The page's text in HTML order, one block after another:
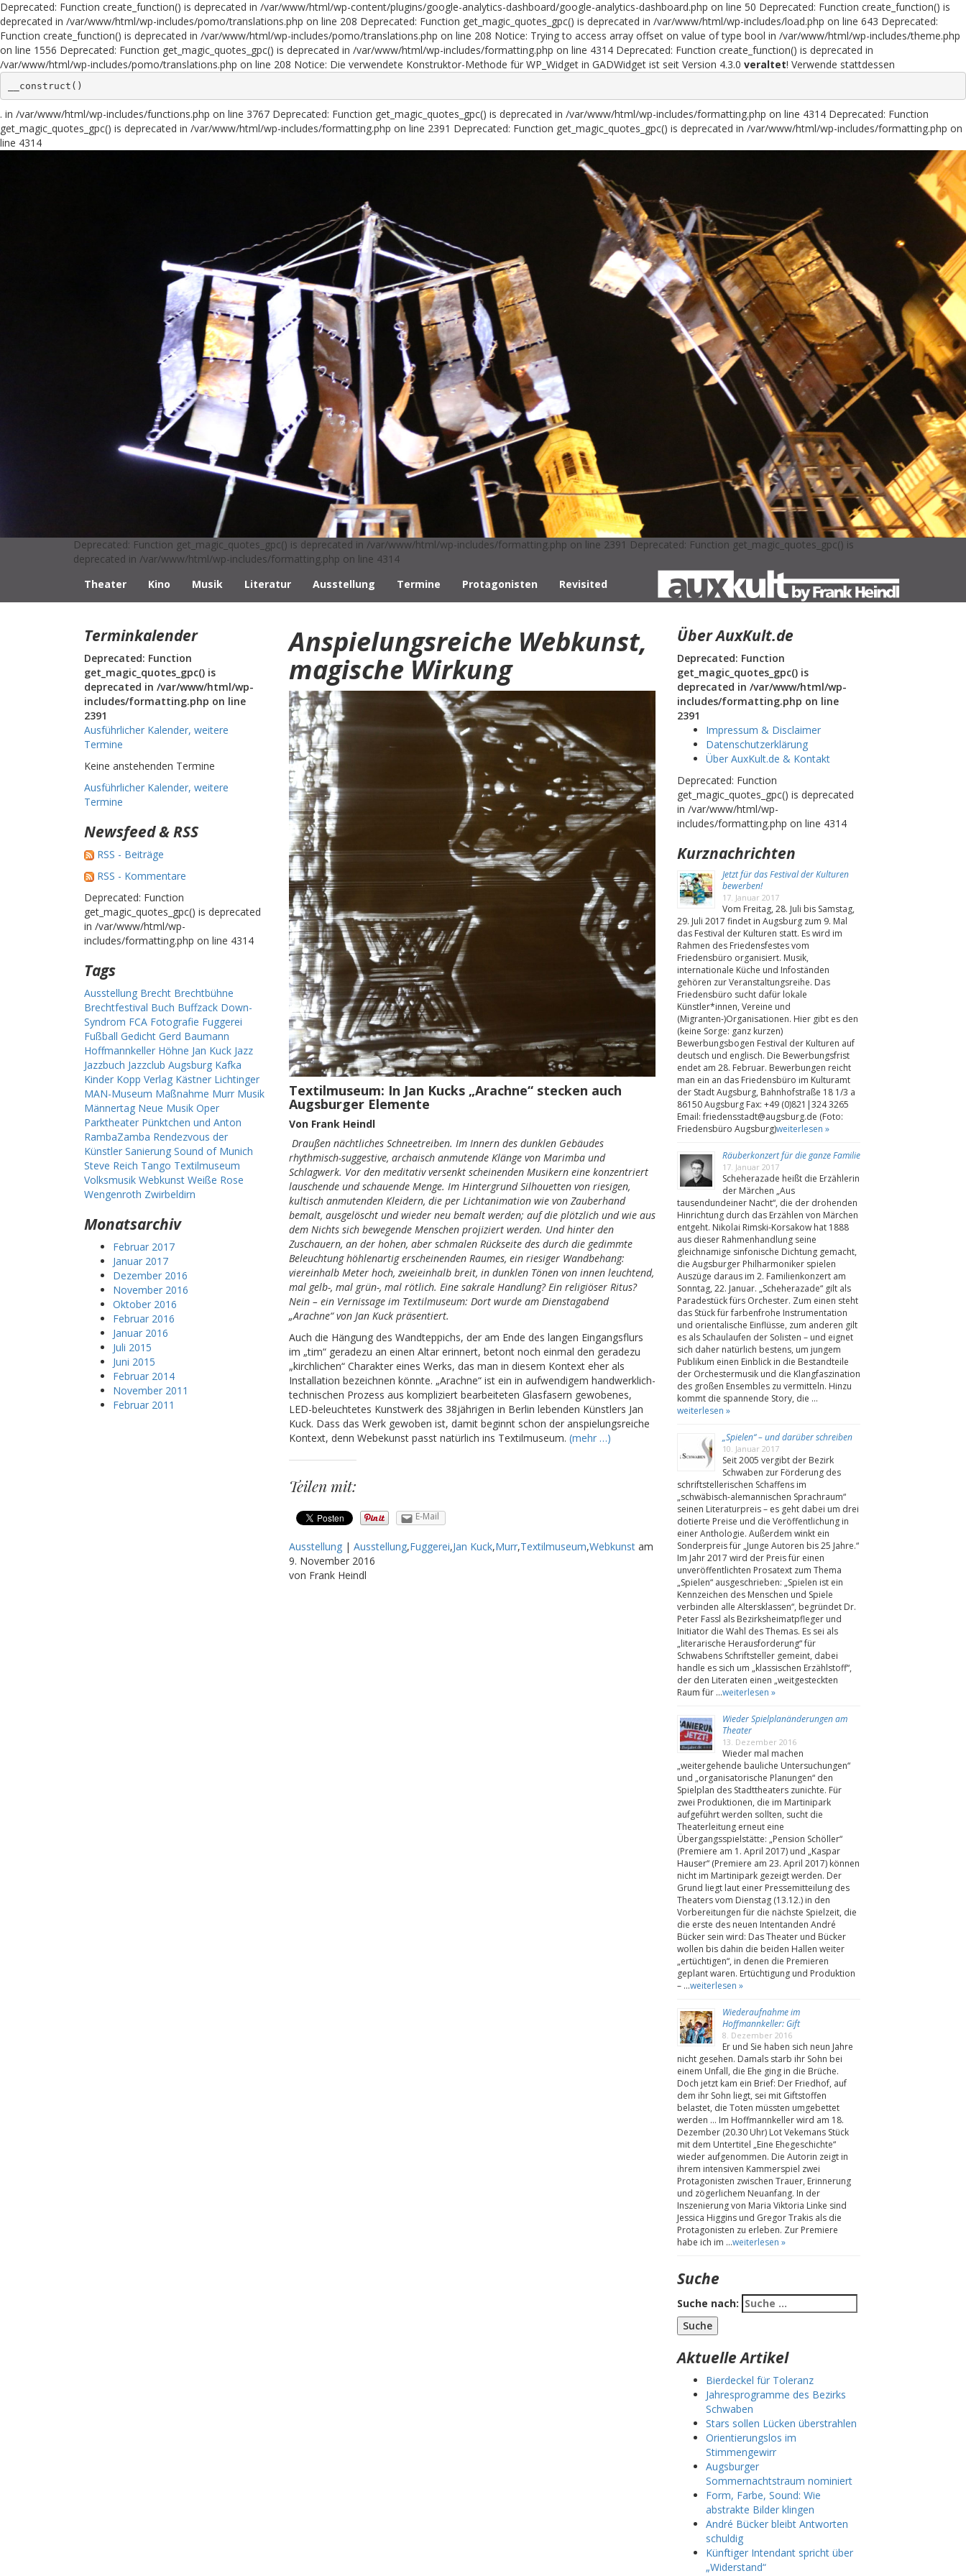
Deprecated: Function create_function() is deprecated in /var/www/html/wp-content/plugins/google-analytics-dashboard/google-analytics-dashboard.php on line 50 Deprecated: Function create_function() is
deprecated in /var/www/html/wp-includes/pomo/translations.php on line 208 Deprecated: Function get_magic_quotes_gpc() is deprecated in /var/www/html/wp-includes/load.php on line 643 Deprecated:
Function create_function() is deprecated in /var/www/html/wp-includes/pomo/translations.php on line 208 Notice: Trying to access array offset on value of type bool in /var/www/html/wp-includes/theme.php
on line 1556 Deprecated: Function get_magic_quotes_gpc() is deprecated in /var/www/html/wp-includes/formatting.php on line 4314 Deprecated: Function create_function() is deprecated in
/var/www/html/wp-includes/pomo/translations.php on line 208 Notice: Die verwendete Konstruktor-Methode für WP_Widget in GADWidget ist seit Version 4.3.0 veraltet! Verwende stattdessen
__construct()
. in /var/www/html/wp-includes/functions.php on line 3767 Deprecated: Function get_magic_quotes_gpc() is deprecated in /var/www/html/wp-includes/formatting.php on line 4314 Deprecated: Function
get_magic_quotes_gpc() is deprecated in /var/www/html/wp-includes/formatting.php on line 2391 Deprecated: Function get_magic_quotes_gpc() is deprecated in /var/www/html/wp-includes/formatting.php on
line 4314
Deprecated: Function get_magic_quotes_gpc() is deprecated in /var/www/html/wp-includes/formatting.php on line 2391 Deprecated: Function get_magic_quotes_gpc() is
deprecated in /var/www/html/wp-includes/formatting.php on line 4314
Theater
Kino Musik Literatur Ausstellung Termine Protagonisten Revisited
Terminkalender
Deprecated: Function
get_magic_quotes_gpc() is
deprecated in /var/www/html/wp-
includes/formatting.php on line
2391
Ausführlicher Kalender, weitere
Termine
Keine anstehenden Termine
Ausführlicher Kalender, weitere
Termine
Newsfeed & RSS
RSS - Beiträge
RSS - Kommentare
Deprecated: Function
get_magic_quotes_gpc() is deprecated
in /var/www/html/wp-
includes/formatting.php on line 4314
Tags
Ausstellung Brecht Brechtbühne
Brechtfestival Buch Buffzack Down-
Syndrom FCA Fotografie Fuggerei
Fußball Gedicht Gerd Baumann
Hoffmannkeller Höhne Jan Kuck Jazz
Jazzbuch Jazzclub Augsburg Kafka
Kinder Kopp Verlag Kästner Lichtinger
MAN-Museum Maßnahme Murr Musik
Männertag Neue Musik Oper
Parktheater Pünktchen und Anton
RambaZamba Rendezvous der
Künstler Sanierung Sound of Munich
Steve Reich Tango Textilmuseum
Volksmusik Webkunst Weiße Rose
Wengenroth Zwirbeldirn
Monatsarchiv
Februar 2017
Januar 2017
Dezember 2016
November 2016
Oktober 2016
Februar 2016
Januar 2016
Juli 2015
Juni 2015
Februar 2014
November 2011
Februar 2011
Anspielungsreiche Webkunst,
magische Wirkung
Textilmuseum: In Jan Kucks „Arachne“ stecken auch
Augsburger Elemente
Von Frank Heindl
Draußen nächtliches Schneetreiben. Im Innern des dunklen Gebäudes
rhythmisch-suggestive, archaisch anmutende Klänge von Marimba und
Schlagwerk. Vor den meditativ versenkt scheinenden Musikern eine konzentriert
lauschende und schauende Menge. Im Hintergrund Silhouetten von riesigen,
kultisch anmutenden Kleidern, die per Lichtanimation wie von Zauberhand
bemalt, ausgelöscht und wieder neu bemalt werden; auf die plötzlich und wie aus
dem Nichts sich bewegende Menschen projiziert werden. Und hinter den
Zuschauern, an der hohen, aber schmalen Rückseite des durch die gedimmte
Beleuchtung höhlenartig erscheinenden Raumes, ein riesiger Wandbehang:
viereinhalb Meter hoch, zweieinhalb breit, in dunklen Tönen von innen leuchtend,
mal gelb-, mal grün-, mal rötlich. Eine sakrale Handlung? Ein religiöser Ritus?
Nein – ein Vernissage im Textilmuseum: Dort wurde am Dienstagabend
„Arachne“ von Jan Kuck präsentiert.
Auch die Hängung des Wandteppichs, der am Ende des langen Eingangsflurs
im „tim“ geradezu an einen Altar erinnert, betont noch einmal den geradezu
„kirchlichen“ Charakter eines Werks, das man in diesem Kontext eher als
Installation bezeichnen könnte. „Arachne“ ist ein in aufwendigem handwerklich-
technischen Prozess aus kompliziert bearbeiteten Glasfasern gewobenes,
LED-beleuchtetes Kunstwerk des 38jährigen in Berlin lebenden Künstlers Jan
Kuck. Dass das Werk gewoben ist, damit beginnt schon der anspielungsreiche
Kontext, denn Webekunst passt natürlich ins Textilmuseum. (mehr …)
Teilen mit:
E-Mail
Ausstellung | Ausstellung,Fuggerei,Jan Kuck,Murr,Textilmuseum,Webkunst am
9. November 2016
von Frank Heindl
Über AuxKult.de
Deprecated: Function
get_magic_quotes_gpc() is
deprecated in /var/www/html/wp-
includes/formatting.php on line
2391
Impressum & Disclaimer
Datenschutzerklärung
Über AuxKult.de & Kontakt
Deprecated: Function
get_magic_quotes_gpc() is deprecated
in /var/www/html/wp-
includes/formatting.php on line 4314
Kurznachrichten
Jetzt für das Festival der Kulturen
bewerben!
17. Januar 2017
Vom Freitag, 28. Juli bis Samstag,
29. Juli 2017 findet in Augsburg zum 9. Mal
das Festival der Kulturen statt. Es wird im
Rahmen des Friedensfestes vom
Friedensbüro organisiert. Musik,
internationale Küche und Infoständen
gehören zur Veranstaltungsreihe. Das
Friedensbüro sucht dafür lokale
Künstler*innen, Vereine und
(Migranten-)Organisationen. Hier gibt es den
(keine Sorge: ganz kurzen)
Bewerbungsbogen Festival der Kulturen auf
deutsch und englisch. Die Bewerbungsfrist
endet am 28. Februar. Bewerbungen reicht
man ein an das Friedensbüro im Kulturamt
der Stadt Augsburg, Bahnhofstraße 18 1/3 a
86150 Augsburg Fax: +49 (0)821|324 3265
Email: friedensstadt@augsburg.de (Foto:
Friedensbüro Augsburg)weiterlesen »
Räuberkonzert für die ganze Familie
17. Januar 2017
Scheherazade heißt die Erzählerin
der Märchen „Aus
tausendundeiner Nacht“, die der drohenden
Hinrichtung durch das Erzählen von Märchen
entgeht. Nikolai Rimski-Korsakow hat 1888
aus dieser Rahmenhandlung seine
gleichnamige sinfonische Dichtung gemacht,
die Augsburger Philharmoniker spielen
Auszüge daraus im 2. Familienkonzert am
Sonntag, 22. Januar. „Scheherazade“ gilt als
Paradestück fürs Orchester. Zum einen steht
das Stück für farbenfrohe Instrumentation
und orientalische Einflüsse, zum anderen gilt
es als Schaulaufen der Solisten – und eignet
sich daher natürlich bestens, um jungem
Publikum einen Einblick in die Bestandteile
der Orchestermusik und die Klangfaszination
des großen Ensembles zu vermitteln. Hinzu
kommt die spannende Story, die …
weiterlesen »
„Spielen“ – und darüber schreiben
10. Januar 2017
Seit 2005 vergibt der Bezirk
Schwaben zur Förderung des
schriftstellerischen Schaffens im
„schwäbisch-alemannischen Sprachraum“
seinen Literaturpreis – es geht dabei um drei
dotierte Preise und die Veröffentlichung in
einer Anthologie. Außerdem winkt ein
Sonderpreis für „Junge Autoren bis 25 Jahre.“
Im Jahr 2017 wird der Preis für einen
unveröffentlichten Prosatext zum Thema
„Spielen“ ausgeschrieben: „Spielen ist ein
Kennzeichen des Menschen und Spiele
verbinden alle Altersklassen“, begründet Dr.
Peter Fassl als Bezirksheimatpfleger und
Initiator die Wahl des Themas. Es sei als
„literarische Herausforderung“ für
Schwabens Schriftsteller gemeint, dabei
handle es sich um „klassischen Erzählstoff“,
der den Literaten einen „weitgesteckten
Raum für …weiterlesen »
Wieder Spielplanänderungen am
Theater
13. Dezember 2016
Wieder mal machen
„weitergehende bauliche Untersuchungen“
und „organisatorische Planungen“ den
Spielplan des Stadttheaters zunichte. Für
zwei Produktionen, die im Martinipark
aufgeführt werden sollten, sucht die
Theaterleitung erneut eine
Übergangsspielstätte: „Pension Schöller“
(Premiere am 1. April 2017) und „Kaspar
Hauser“ (Premiere am 23. April 2017) können
nicht im Martinipark gezeigt werden. Der
Grund liegt laut einer Pressemitteilung des
Theaters vom Dienstag (13.12.) in den
Vorbereitungen für die nächste Spielzeit, die
die erste des neuen Intentanden André
Bücker sein wird: Das Theater und Bücker
wollen bis dahin die beiden Hallen weiter
„ertüchtigen“, in denen die Premieren
geplant waren. Ertüchtigung und Produktion
– …weiterlesen »
Wiederaufnahme im
Hoffmannkeller: Gift
8. Dezember 2016
Er und Sie haben sich neun Jahre
nicht gesehen. Damals starb ihr Sohn bei
einem Unfall, die Ehe ging in die Brüche.
Doch jetzt kam ein Brief: Der Friedhof, auf
dem ihr Sohn liegt, sei mit Giftstoffen
belastet, die Toten müssten umgebettet
werden … Im Hoffmannkeller wird am 18.
Dezember (20.30 Uhr) Lot Vekemans Stück
mit dem Untertitel „Eine Ehegeschichte“
wieder aufgenommen. Die Autorin zeigt in
ihrem intensiven Kammerspiel zwei
Protagonisten zwischen Trauer, Erinnerung
und zögerlichem Neuanfang. In der
Inszenierung von Maria Viktoria Linke sind
Jessica Higgins und Gregor Trakis als die
Protagonisten zu erleben. Zur Premiere
habe ich im …weiterlesen »
Suche
Suche nach:
Aktuelle Artikel
Bierdeckel für Toleranz
Jahresprogramme des Bezirks
Schwaben
Stars sollen Lücken überstrahlen
Orientierungslos im
Stimmengewirr
Augsburger
Sommernachtstraum nominiert
Form, Farbe, Sound: Wie
abstrakte Bilder klingen
André Bücker bleibt Antworten
schuldig
Künftiger Intendant spricht über
„Widerstand“